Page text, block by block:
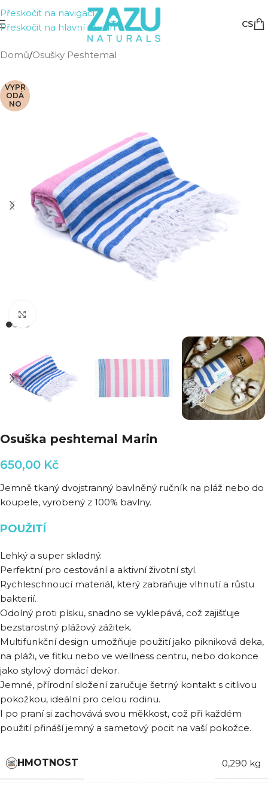
Přeskočit na navigaci
Přeskočit na hlavní obsah
CS
Domů/Osušky Peshtemal
VYPR
ODÁ
NO
Osuška peshtemal Marin
650,00 Kč
Jemně tkaný dvojstranný bavlněný ručník na pláž nebo do
koupele, vyrobený z 100% bavlny.
POUŽITÍ
Lehký a super skladný.
Perfektní pro cestování a aktivní životní styl.
Rychleschnoucí materiál, který zabraňuje vlhnutí a růstu
bakterií.
Odolný proti písku, snadno se vyklepává, což zajišťuje
bezstarostný plážový zážitek.
Multifunkční design umožňuje použití jako pikniková deka,
na pláži, ve fitku nebo ve wellness centru, nebo dokonce
jako stylový domácí dekor.
Jemné, přírodní složení zaručuje šetrný kontakt s citlivou
pokožkou, ideální pro celou rodinu.
I po praní si zachovává svou měkkost, což při každém
použití přináší jemný a sametový pocit na vaší pokožce.
HMOTNOST 0,290 kg